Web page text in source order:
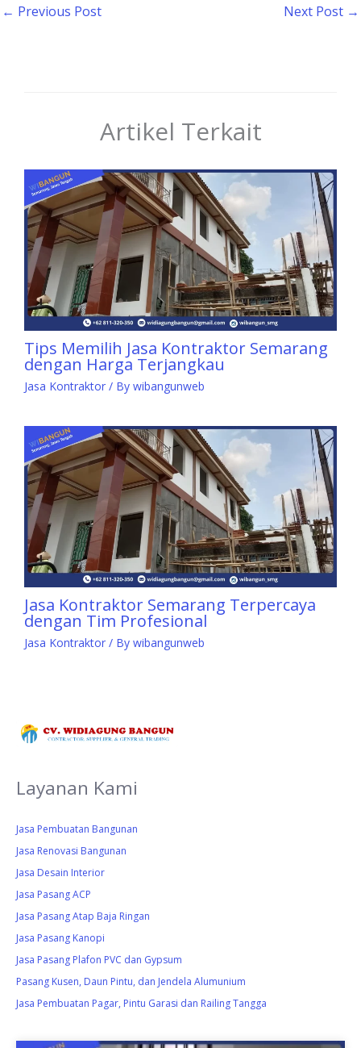
← Previous Post Next Post →
Artikel Terkait
Tips Memilih Jasa Kontraktor Semarang
dengan Harga Terjangkau
Jasa Kontraktor / By wibangunweb
Jasa Kontraktor Semarang Terpercaya
dengan Tim Profesional
Jasa Kontraktor / By wibangunweb
Layanan Kami
Jasa Pembuatan Bangunan
Jasa Renovasi Bangunan
Jasa Desain Interior
Jasa Pasang ACP
Jasa Pasang Atap Baja Ringan
Jasa Pasang Kanopi
Jasa Pasang Plafon PVC dan Gypsum
Pasang Kusen, Daun Pintu, dan Jendela Alumunium
Jasa Pembuatan Pagar, Pintu Garasi dan Railing Tangga